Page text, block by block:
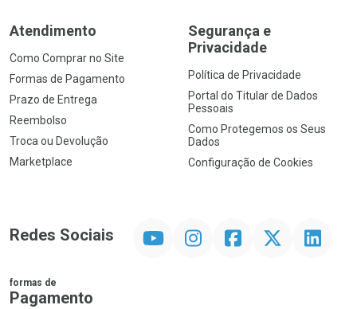
Atendimento
Como Comprar no Site
Formas de Pagamento
Prazo de Entrega
Reembolso
Troca ou Devolução
Marketplace
Segurança e
Privacidade
Política de Privacidade
Portal do Titular de Dados
Pessoais
Como Protegemos os Seus
Dados
Configuração de Cookies
Redes Sociais InstagramFacebookTwitter Linkedin
formas de
Pagamento